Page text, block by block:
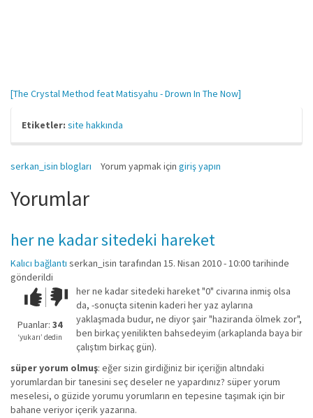
[The Crystal Method feat Matisyahu - Drown In The Now]
Etiketler: site hakkında
serkan_isin blogları Yorum yapmak için giriş yapın
Yorumlar
her ne kadar sitedeki hareket
Kalıcı bağlantı serkan_isin tarafından 15. Nisan 2010 - 10:00 tarihinde
gönderildi
Çok iyi!O
kadar
iyi
değil!
Puanlar: 34
‘yukarı’ dedin
her ne kadar sitedeki hareket "0" civarına inmiş olsa
da, -sonuçta sitenin kaderi her yaz aylarına
yaklaşmada budur, ne diyor şair "haziranda ölmek zor",
ben birkaç yenilikten bahsedeyim (arkaplanda baya bir
çalıştım birkaç gün).
süper yorum olmuş: eğer sizin girdiğiniz bir içeriğin altındaki
yorumlardan bir tanesini seç deseler ne yapardınız? süper yorum
meselesi, o güzide yorumu yorumların en tepesine taşımak için bir
bahane veriyor içerik yazarına.